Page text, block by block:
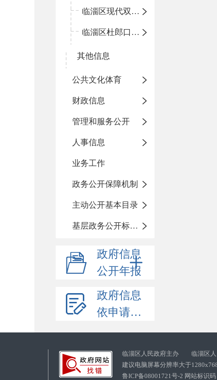
临淄区现代双语学校
临淄区杜郎口小学
其他信息
公共文化体育
财政信息
管理和服务公开
人事信息
业务工作
政务公开保障机制
主动公开基本目录
基层政务公开标准化目录
政府信息
公开年报
政府信息
依申请公开
临淄区人民政府主办 临淄区人
建议电脑屏幕分辨率大于
鲁ICP备08001721号-2 网站标识